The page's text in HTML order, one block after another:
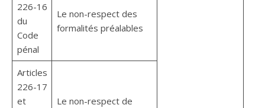
226-16
du
Code
pénal
Le non-respect des
formalités préalables
Articles
226-17
et
Le non-respect de